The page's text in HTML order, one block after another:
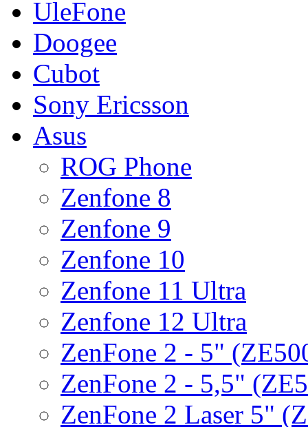
UleFone
Doogee
Cubot
Sony Ericsson
Asus
ROG Phone
Zenfone 8
Zenfone 9
Zenfone 10
Zenfone 11 Ultra
Zenfone 12 Ultra
ZenFone 2 - 5"
ZenFone 2 - 5,5"
ZenFone 2 Laser 5"